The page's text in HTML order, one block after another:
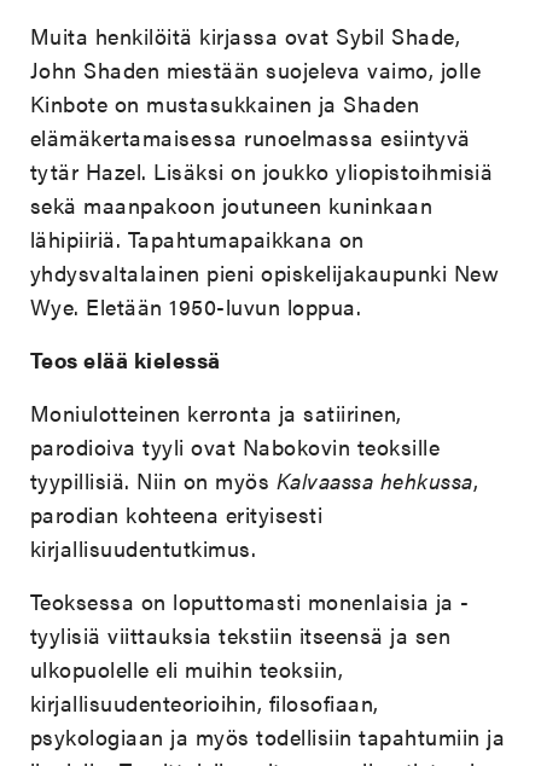
Muita henkilöitä kirjassa ovat Sybil Shade,
John Shaden miestään suojeleva vaimo, jolle
Kinbote on mustasukkainen ja Shaden
elämäkertamaisessa runoelmassa esiintyvä
tytär Hazel. Lisäksi on joukko yliopistoihmisiä
sekä maanpakoon joutuneen kuninkaan
lähipiiriä. Tapahtumapaikkana on
yhdysvaltalainen pieni opiskelijakaupunki New
Wye. Eletään 1950-luvun loppua.
Teos elää kielessä
Moniulotteinen kerronta ja satiirinen,
parodioiva tyyli ovat Nabokovin teoksille
tyypillisiä. Niin on myös Kalvaassa hehkussa,
parodian kohteena erityisesti
kirjallisuudentutkimus.
Teoksessa on loputtomasti monenlaisia ja -
tyylisiä viittauksia tekstiin itseensä ja sen
ulkopuolelle eli muihin teoksiin,
kirjallisuudenteorioihin, filosofiaan,
psykologiaan ja myös todellisiin tapahtumiin ja